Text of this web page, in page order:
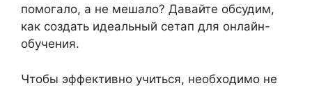
помогало, а не мешало? Давайте обсудим,
как создать идеальный сетап для онлайн-
обучения.
Чтобы эффективно учиться, необходимо не